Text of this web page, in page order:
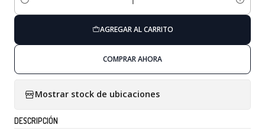
Cantidad
AGREGAR AL CARRITO
COMPRAR AHORA
Mostrar stock de ubicaciones
DESCRIPCIÓN